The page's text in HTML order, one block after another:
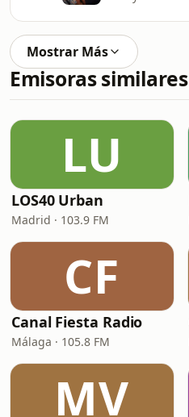
Mostrar Más
Emisoras similares
LU
LOS40 Urban
Madrid · 103.9 FM
CF
Canal Fiesta Radio
Málaga · 105.8 FM
MV